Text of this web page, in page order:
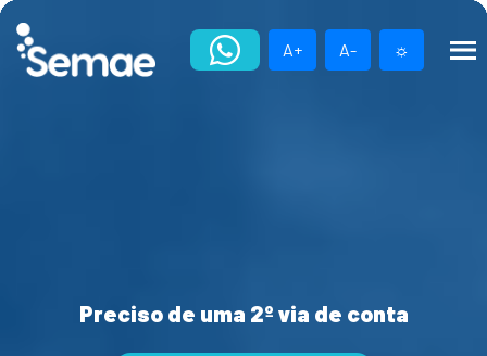
Skip
content
A+ A- ☼
Preciso de uma 2º via de conta